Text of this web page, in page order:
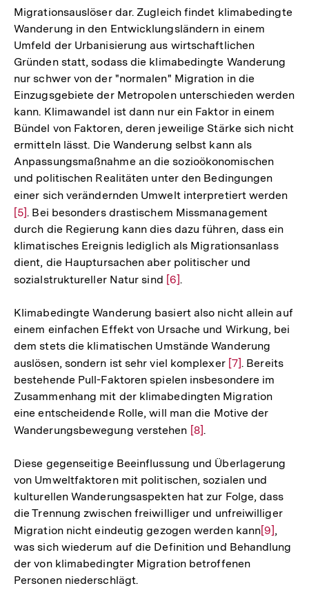
Migrationsauslöser dar. Zugleich findet klimabedingte
Wanderung in den Entwicklungsländern in einem
Umfeld der Urbanisierung aus wirtschaftlichen
Gründen statt, sodass die klimabedingte Wanderung
nur schwer von der "normalen" Migration in die
Einzugsgebiete der Metropolen unterschieden werden
kann. Klimawandel ist dann nur ein Faktor in einem
Bündel von Faktoren, deren jeweilige Stärke sich nicht
ermitteln lässt. Die Wanderung selbst kann als
Anpassungsmaßnahme an die sozioökonomischen
und politischen Realitäten unter den Bedingungen
einer sich verändernden Umwelt interpretiert werden
[5]. Bei besonders drastischem Missmanagement
durch die Regierung kann dies dazu führen, dass ein
klimatisches Ereignis lediglich als Migrationsanlass
dient, die Hauptursachen aber politischer und
sozialstruktureller Natur sind Zur
der
Fußnote
[6].
Klimabedingte Wanderung basiert also nicht allein auf
einem einfachen Effekt von Ursache und Wirkung, bei
dem stets die klimatischen Umstände Wanderung
auslösen, sondern ist sehr viel komplexer Zur
Auflösung
der
Fußnote
[7]. Bereits
bestehende Pull-Faktoren spielen insbesondere im
Zusammenhang mit der klimabedingten Migration
eine entscheidende Rolle, will man die Motive der
Wanderungsbewegung verstehen Zur
der
Fußnote
[8].
Diese gegenseitige Beeinflussung und Überlagerung
von Umweltfaktoren mit politischen, sozialen und
kulturellen Wanderungsaspekten hat zur Folge, dass
die Trennung zwischen freiwilliger und unfreiwilliger
Migration nicht eindeutig gezogen werden kannZur
[9],
was sich wiederum auf die Definition und Behandlung
der von klimabedingter Migration betroffenen
Personen niederschlägt.